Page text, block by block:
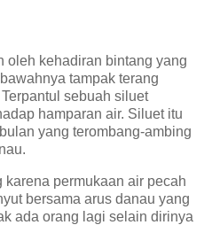
oleh kehadiran bintang yang
tampak terang
sebuah siluet
hamparan air. Siluet itu
yang terombang-ambing
permukaan air pecah
bersama arus danau yang
ada orang lagi selain dirinya